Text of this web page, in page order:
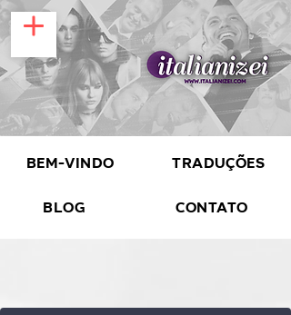
Bem-vindo Traduções
Blog Contato